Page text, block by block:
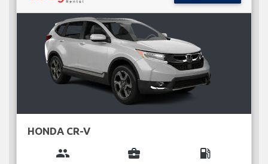
HONDA CR-V
group business_center local_gas_station